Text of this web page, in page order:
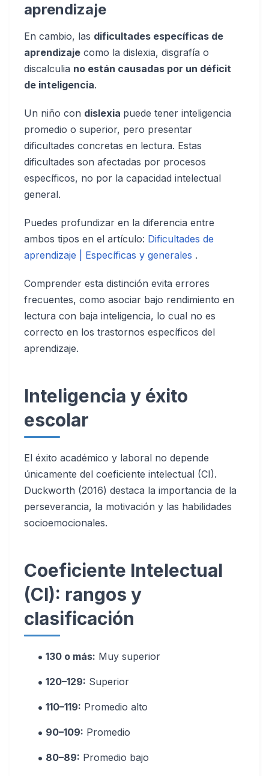
aprendizaje
En cambio, las dificultades específicas de
aprendizaje como la dislexia, disgrafía o
discalculia no están causadas por un déficit
de inteligencia.
Un niño con dislexia puede tener inteligencia
promedio o superior, pero presentar
dificultades concretas en lectura. Estas
dificultades son afectadas por procesos
específicos, no por la capacidad intelectual
general.
Puedes profundizar en la diferencia entre
ambos tipos en el artículo: Dificultades de
aprendizaje | Específicas y generales .
Comprender esta distinción evita errores
frecuentes, como asociar bajo rendimiento en
lectura con baja inteligencia, lo cual no es
correcto en los trastornos específicos del
aprendizaje.
Inteligencia y éxito
escolar
El éxito académico y laboral no depende
únicamente del coeficiente intelectual (CI).
Duckworth (2016) destaca la importancia de la
perseverancia, la motivación y las habilidades
socioemocionales.
Coeficiente Intelectual
(CI): rangos y
clasificación
130 o más: Muy superior
120–129: Superior
110–119: Promedio alto
90–109: Promedio
80–89: Promedio bajo